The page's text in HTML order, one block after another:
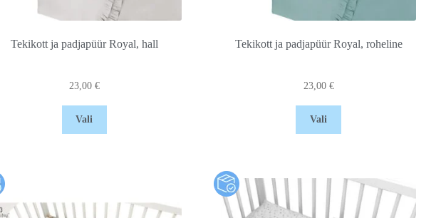
Tekikott ja padjapüür Royal, hall
23,00 €
Vali
Tekikott ja padjapüür Royal, roheline
23,00 €
Vali